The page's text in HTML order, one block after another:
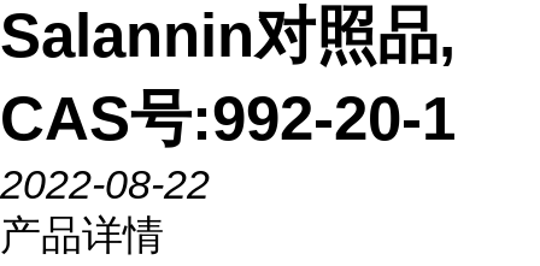
Salannin对照品,
CAS号:992-20-1
2022-08-22
产品详情